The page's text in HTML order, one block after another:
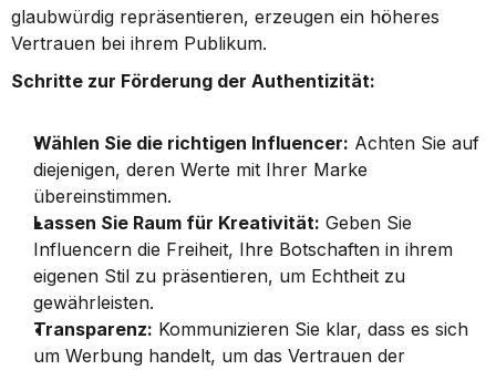
glaubwürdig repräsentieren, erzeugen ein höheres
Vertrauen bei ihrem Publikum.
Schritte zur Förderung der Authentizität:
Wählen Sie die richtigen Influencer: Achten Sie auf
diejenigen, deren Werte mit Ihrer Marke
übereinstimmen.
Lassen Sie Raum für Kreativität: Geben Sie
Influencern die Freiheit, Ihre Botschaften in ihrem
eigenen Stil zu präsentieren, um Echtheit zu
gewährleisten.
Transparenz: Kommunizieren Sie klar, dass es sich
um Werbung handelt, um das Vertrauen der